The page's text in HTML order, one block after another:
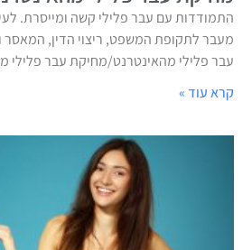
התמודדות עם עבר פלילי קשה ומייסרת.
מעבר לתקופת המשפט, ריצוי הדין,
עבר פלילי מהאינטרנט/מחיקת עבר פלילי
קרא עוד »